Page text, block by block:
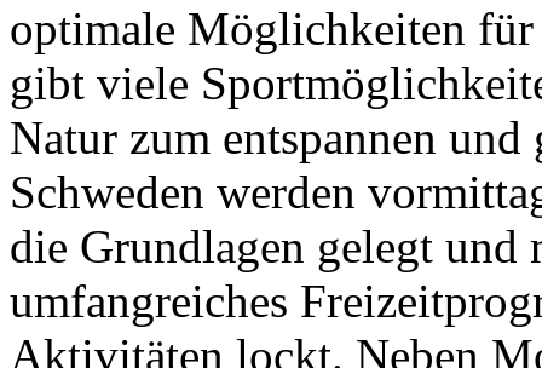
optimale Möglichkeiten
gibt viele
Natur zum entspannen
Schweden werden
die Grundlagen gelegt und
umfangreiches
Aktivitäten lockt. Neben